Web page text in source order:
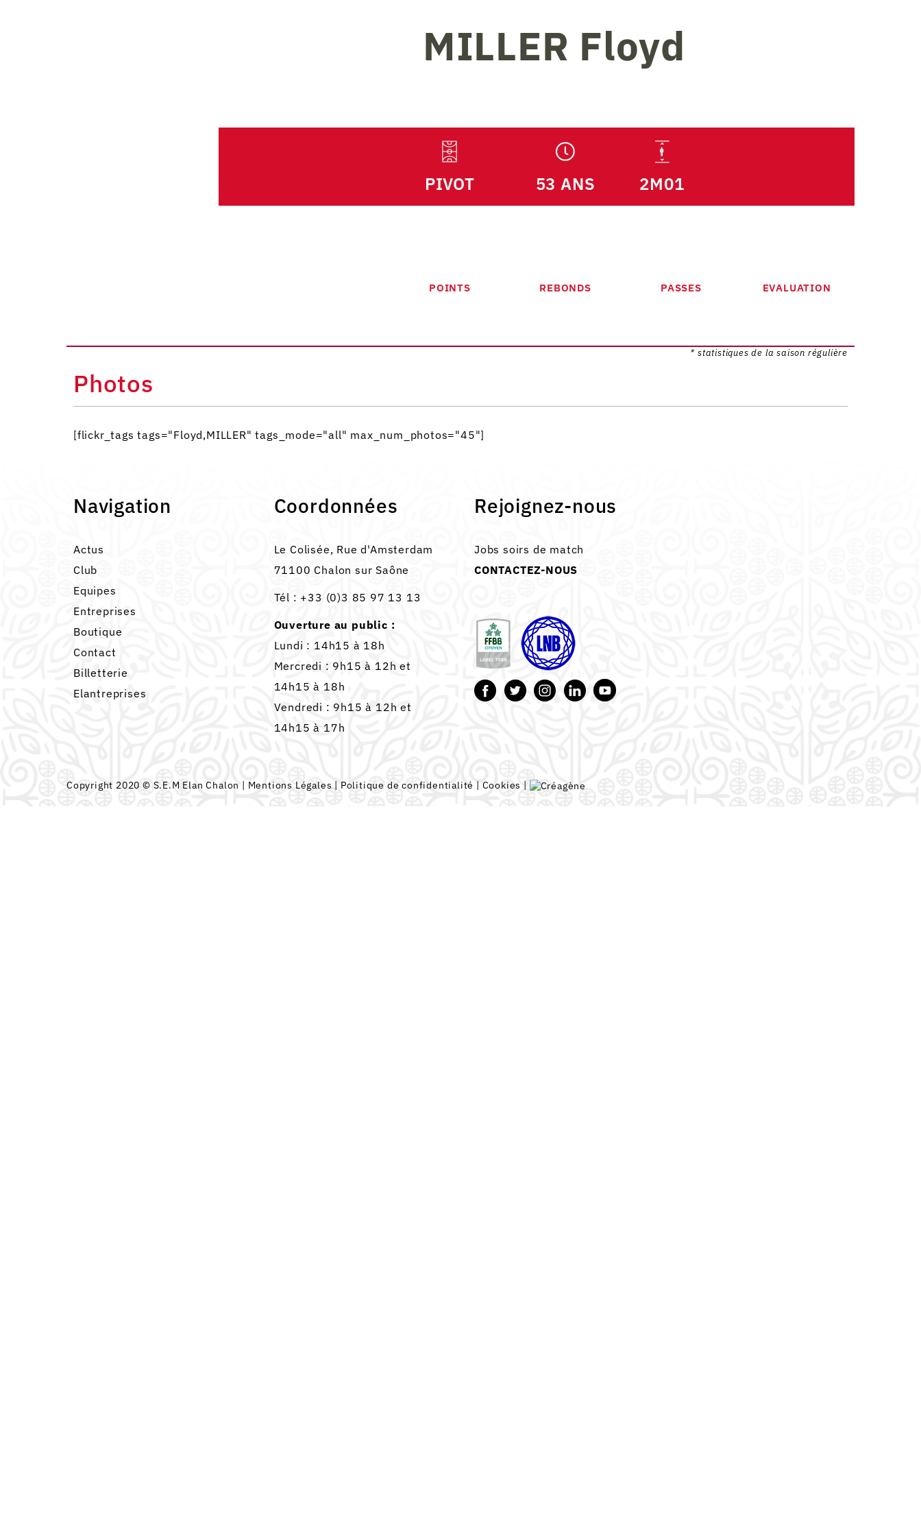
MILLER Floyd
PIVOT 53 ANS 2M01
POINTS REBONDS PASSES EVALUATION
* statistiques de la saison régulière
Photos
[flickr_tags tags="Floyd,MILLER" tags_mode="all" max_num_photos="45"]
Navigation
Actus
Club
Equipes
Entreprises
Boutique
Contact
Billetterie
Elantreprises
Coordonnées
Le Colisée, Rue d'Amsterdam
71100 Chalon sur Saône
Tél : +33 (0)3 85 97 13 13
Ouverture au public :
Lundi : 14h15 à 18h
Mercredi : 9h15 à 12h et
14h15 à 18h
Vendredi : 9h15 à 12h et
14h15 à 17h
Rejoignez-nous
Jobs soirs de match
CONTACTEZ-NOUS
Copyright 2020 © S.E.M Elan Chalon | Mentions Légales | Politique de confidentialité | Cookies |